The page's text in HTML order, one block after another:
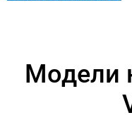
Модели